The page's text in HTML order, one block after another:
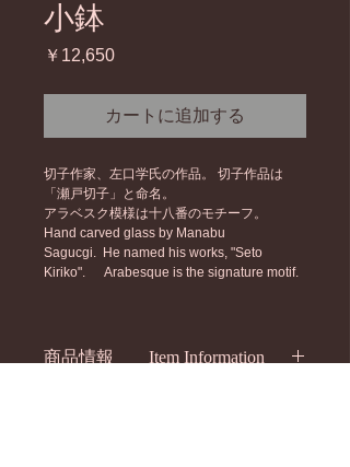
小鉢
￥12,650価
カートに追加する
切子作家、左口学氏の作品。 切子作品は
「瀬戸切子」と命名。
アラベスク模様は十八番のモチーフ。
Hand carved glass by Manabu
Sagucgi.  He named his works, "Seto
Kiriko".  　Arabesque is the signature motif.
商品情報 Item Information